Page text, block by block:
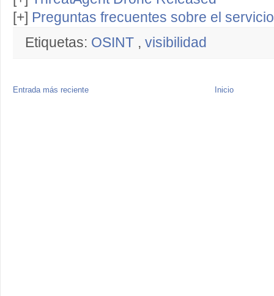
[+] Preguntas frecuentes sobre el
Etiquetas: OSINT , visibilidad
Entrada más reciente Inicio